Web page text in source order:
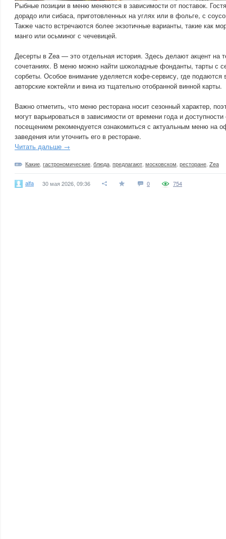
Рыбные позиции в меню меняются в зависимости от поставок.
дорадо или сибаса, приготовленных на углях или в фольге, с
Также часто встречаются более экзотичные варианты, такие как
манго или осьминог с чечевицей.
Десерты в Zea — это отдельная история. Здесь делают акцент на
сочетаниях. В меню можно найти шоколадные фонданты, тарты с
сорбеты. Особое внимание уделяется кофе-сервису, где
авторские коктейли и вина из тщательно отобранной винной карты.
Важно отметить, что меню ресторана носит сезонный характер,
могут варьироваться в зависимости от времени года и
посещением рекомендуется ознакомиться с актуальным меню на
заведения или уточнить его в ресторане.
Читать дальше →
Какие гастрономические блюда предлагают московском ресторане Zea
alfa 30 мая 2026, 09:36 0 754